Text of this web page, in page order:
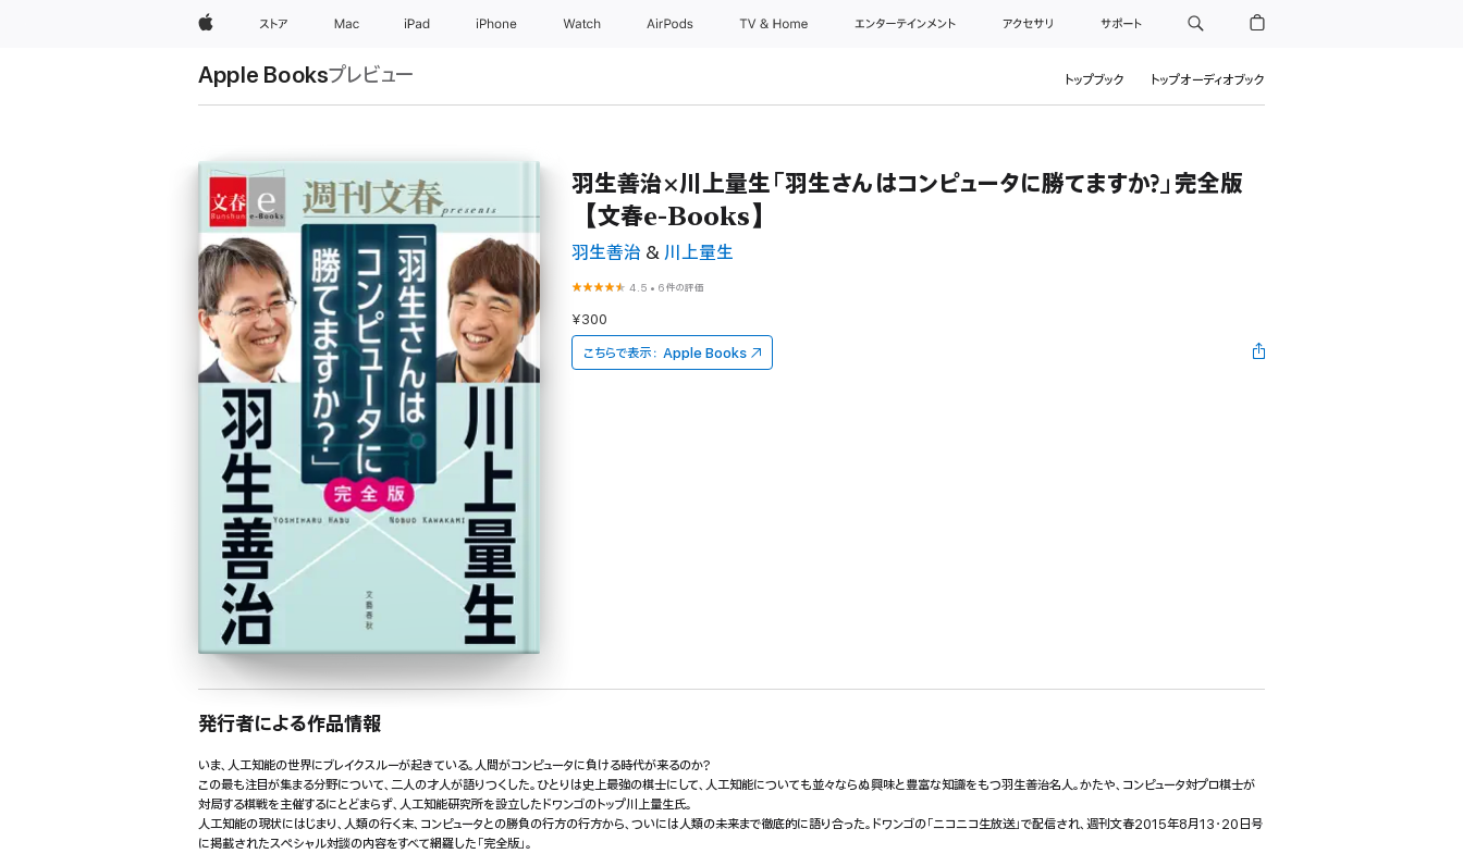
Appleストア Mac iPad iPhone Watch AirPods TV & Home エンターテインメント アクセサリ サポート
Apple Booksプレビュー トップブック トップオーディオブック
羽生善治×川上量生「羽生さんはコンピュータに勝てますか?」完全版
【文春e-Books】
羽生善治 & 川上量生
4.5 • 6件の評価
¥300
こちらで表示： Apple Books
発行者による作品情報
いま、人工知能の世界にブレイクスルーが起きている。人間がコンピュータに負ける時代が来るのか?
この最も注目が集まる分野について、二人の才人が語りつくした。ひとりは史上最強の棋士にして、人工知能についても並々ならぬ興味と豊富な知識をもつ羽生善治名人。かたや、コンピュータ対プロ棋士が
対局する棋戦を主催するにとどまらず、人工知能研究所を設立したドワンゴのトップ川上量生氏。
人工知能の現状にはじまり、人類の行く末、コンピュータとの勝負の行方の行方から、ついには人類の未来まで徹底的に語り合った。ドワンゴの「ニコニコ生放送」で配信され、週刊文春2015年8月13・20日号
に掲載されたスペシャル対談の内容をすべて網羅した「完全版」。